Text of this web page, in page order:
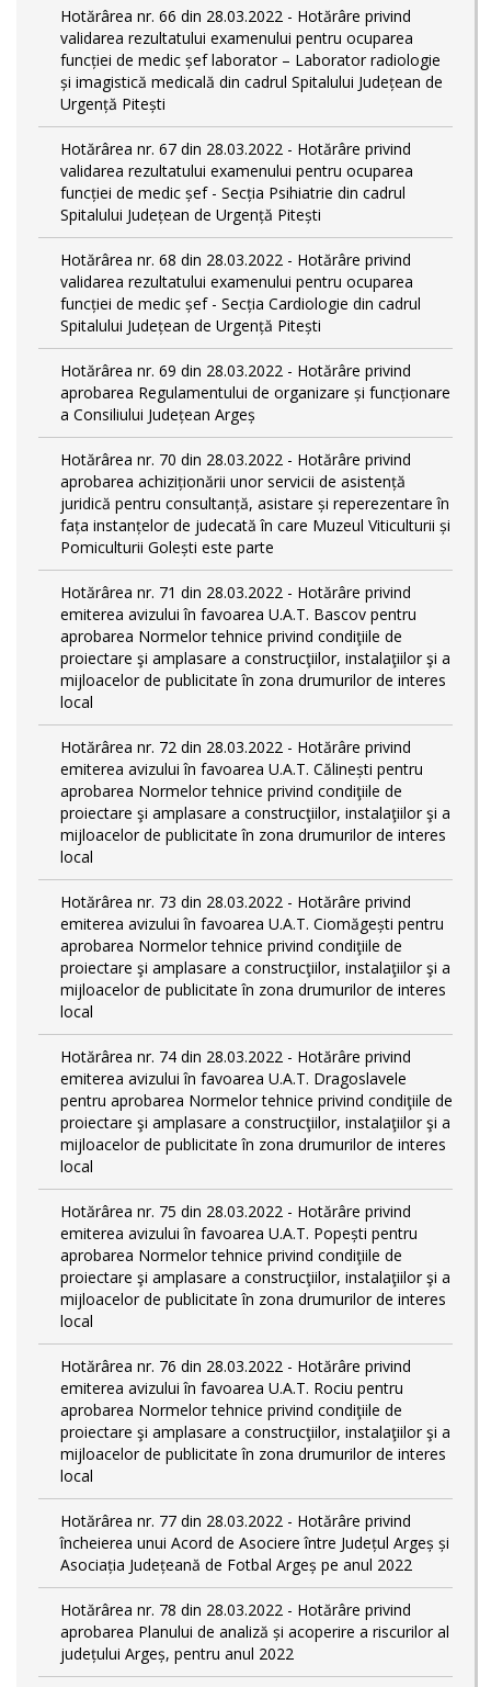
Hotărârea nr. 66 din 28.03.2022 - Hotărâre privind
validarea rezultatului examenului pentru ocuparea
funcției de medic șef laborator – Laborator radiologie
și imagistică medicală din cadrul Spitalului Județean de
Urgență Pitești
Hotărârea nr. 67 din 28.03.2022 - Hotărâre privind
validarea rezultatului examenului pentru ocuparea
funcției de medic șef - Secția Psihiatrie din cadrul
Spitalului Județean de Urgență Pitești
Hotărârea nr. 68 din 28.03.2022 - Hotărâre privind
validarea rezultatului examenului pentru ocuparea
funcției de medic șef - Secția Cardiologie din cadrul
Spitalului Județean de Urgență Pitești
Hotărârea nr. 69 din 28.03.2022 - Hotărâre privind
aprobarea Regulamentului de organizare și funcționare
a Consiliului Județean Argeș
Hotărârea nr. 70 din 28.03.2022 - Hotărâre privind
aprobarea achiziționării unor servicii de asistență
juridică pentru consultanță, asistare și reperezentare în
fața instanțelor de judecată în care Muzeul Viticulturii și
Pomiculturii Golești este parte
Hotărârea nr. 71 din 28.03.2022 - Hotărâre privind
emiterea avizului în favoarea U.A.T. Bascov pentru
aprobarea Normelor tehnice privind condiţiile de
proiectare şi amplasare a construcţiilor, instalaţiilor şi a
mijloacelor de publicitate în zona drumurilor de interes
local
Hotărârea nr. 72 din 28.03.2022 - Hotărâre privind
emiterea avizului în favoarea U.A.T. Călinești pentru
aprobarea Normelor tehnice privind condiţiile de
proiectare şi amplasare a construcţiilor, instalaţiilor şi a
mijloacelor de publicitate în zona drumurilor de interes
local
Hotărârea nr. 73 din 28.03.2022 - Hotărâre privind
emiterea avizului în favoarea U.A.T. Ciomăgești pentru
aprobarea Normelor tehnice privind condiţiile de
proiectare şi amplasare a construcţiilor, instalaţiilor şi a
mijloacelor de publicitate în zona drumurilor de interes
local
Hotărârea nr. 74 din 28.03.2022 - Hotărâre privind
emiterea avizului în favoarea U.A.T. Dragoslavele
pentru aprobarea Normelor tehnice privind condiţiile de
proiectare şi amplasare a construcţiilor, instalaţiilor şi a
mijloacelor de publicitate în zona drumurilor de interes
local
Hotărârea nr. 75 din 28.03.2022 - Hotărâre privind
emiterea avizului în favoarea U.A.T. Popești pentru
aprobarea Normelor tehnice privind condiţiile de
proiectare şi amplasare a construcţiilor, instalaţiilor şi a
mijloacelor de publicitate în zona drumurilor de interes
local
Hotărârea nr. 76 din 28.03.2022 - Hotărâre privind
emiterea avizului în favoarea U.A.T. Rociu pentru
aprobarea Normelor tehnice privind condiţiile de
proiectare şi amplasare a construcţiilor, instalaţiilor şi a
mijloacelor de publicitate în zona drumurilor de interes
local
Hotărârea nr. 77 din 28.03.2022 - Hotărâre privind
încheierea unui Acord de Asociere între Județul Argeș și
Asociația Județeană de Fotbal Argeș pe anul 2022
Hotărârea nr. 78 din 28.03.2022 - Hotărâre privind
aprobarea Planului de analiză și acoperire a riscurilor al
județului Argeș, pentru anul 2022